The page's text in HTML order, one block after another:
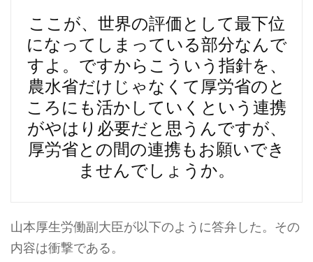
ここが、世界の評価として最下位
になってしまっている部分なんで
すよ。ですからこういう指針を、
農水省だけじゃなくて厚労省のと
ころにも活かしていくという連携
がやはり必要だと思うんですが、
厚労省との間の連携もお願いでき
ませんでしょうか。
山本厚生労働副大臣が以下のように答弁した。その
内容は衝撃である。